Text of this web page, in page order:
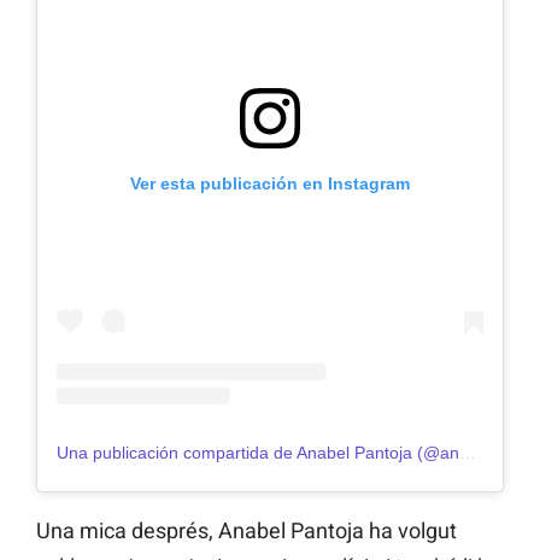
Ver esta publicación en Instagram
Una mica després, Anabel Pantoja ha volgut